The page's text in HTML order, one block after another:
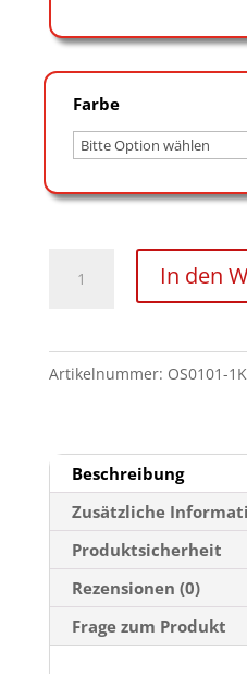
Farbe
6,5cm
Leder
Halsfessel
In den
Artikelnummer: OS0101-1K
Beschreibung
Zusätzliche
Produktsicherheit
Rezensionen (0)
Frage zum Produkt